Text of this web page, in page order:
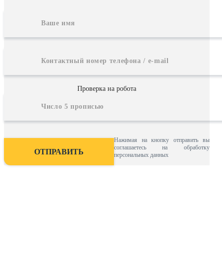
Проверка на робота
Нажимая на кнопку отправить вы
соглашаетесь на обработку
персональных данных